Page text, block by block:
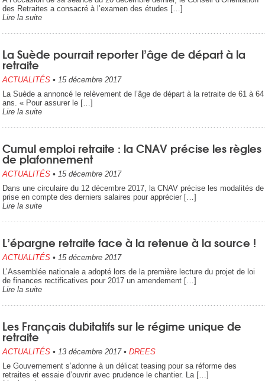
des Retraites a consacré à l’examen des études […]
Lire la suite
La Suède pourrait reporter l’âge de départ à la
retraite
ACTUALITÉS • 15 décembre 2017
La Suède a annoncé le relèvement de l’âge de départ à la retraite de 61 à 64
ans. « Pour assurer le […]
Lire la suite
Cumul emploi retraite : la CNAV précise les règles
de plafonnement
ACTUALITÉS • 15 décembre 2017
Dans une circulaire du 12 décembre 2017, la CNAV précise les modalités de
prise en compte des derniers salaires pour apprécier […]
Lire la suite
L’épargne retraite face à la retenue à la source !
ACTUALITÉS • 15 décembre 2017
L’Assemblée nationale a adopté lors de la première lecture du projet de loi
de finances rectificatives pour 2017 un amendement […]
Lire la suite
Les Français dubitatifs sur le régime unique de
retraite
ACTUALITÉS • 13 décembre 2017• DREES
Le Gouvernement s’adonne à un délicat teasing pour sa réforme des
retraites et essaie d’ouvrir avec prudence le chantier. La […]